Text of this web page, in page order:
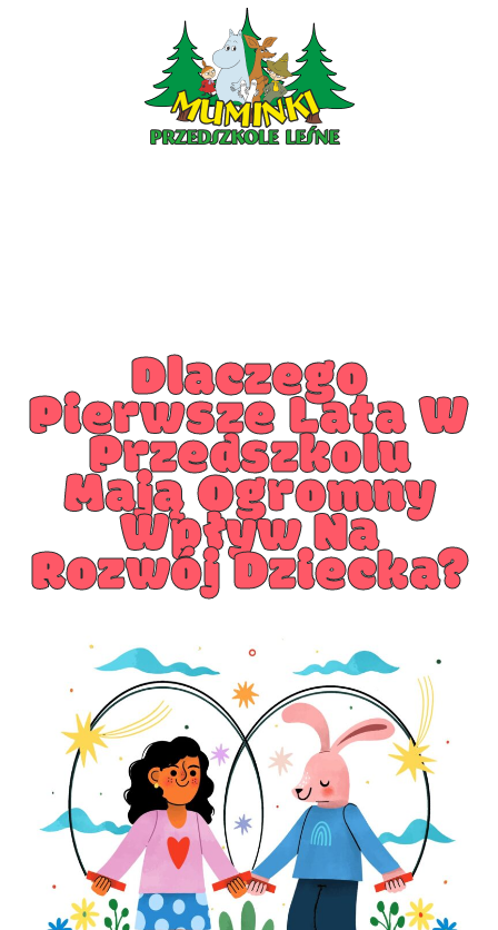
PRZEDSZKOLE PIOTRKÓW
PRZEDSZKOLE KLESZCZÓW
Dlaczego
Pierwsze Lata W
Przedszkolu
Mają Ogromny
Wpływ Na
Rozwój Dziecka?